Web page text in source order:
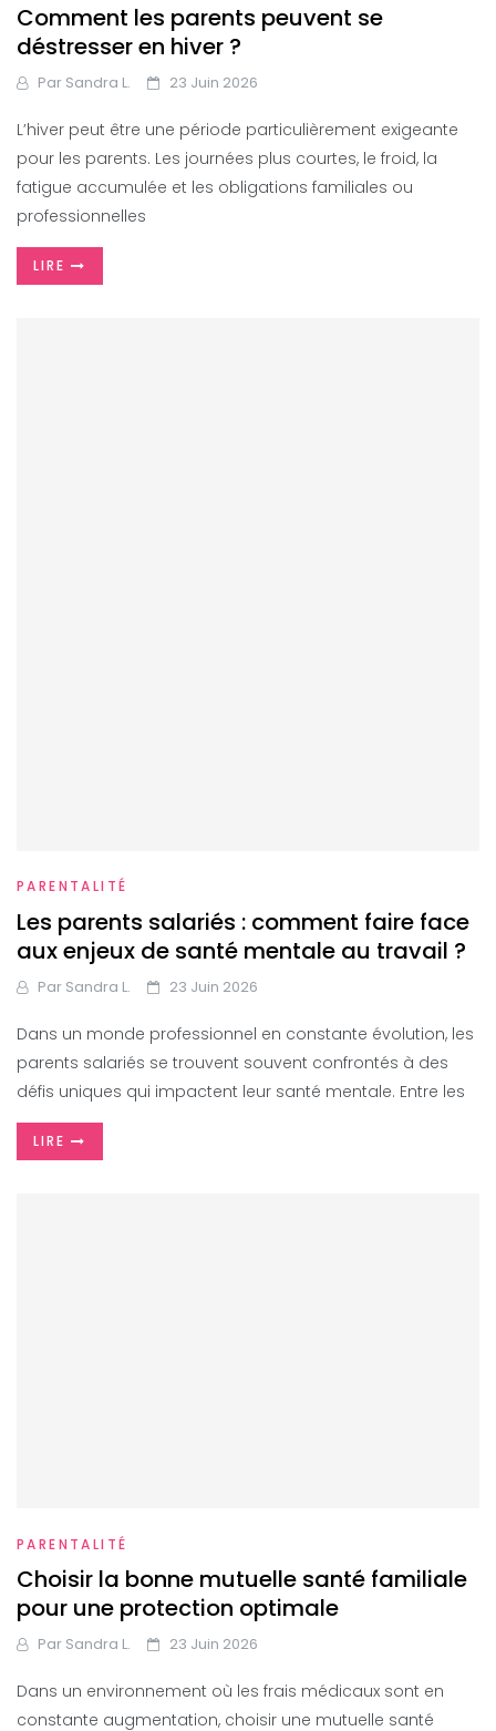
Comment les parents peuvent se
déstresser en hiver ?
Par Sandra L. 23 Juin 2026
L’hiver peut être une période particulièrement exigeante
pour les parents. Les journées plus courtes, le froid, la
fatigue accumulée et les obligations familiales ou
professionnelles
LIRE
PARENTALITÉ
Les parents salariés : comment faire face
aux enjeux de santé mentale au travail ?
Par Sandra L. 23 Juin 2026
Dans un monde professionnel en constante évolution, les
parents salariés se trouvent souvent confrontés à des
défis uniques qui impactent leur santé mentale. Entre les
LIRE
PARENTALITÉ
Choisir la bonne mutuelle santé familiale
pour une protection optimale
Par Sandra L. 23 Juin 2026
Dans un environnement où les frais médicaux sont en
constante augmentation, choisir une mutuelle santé